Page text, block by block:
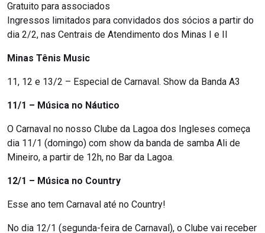
Gratuito para associados
Ingressos limitados para convidados dos sócios a partir do
dia 2/2, nas Centrais de Atendimento dos Minas I e II
Minas Tênis Music
11, 12 e 13/2 – Especial de Carnaval. Show da Banda A3
11/1 – Música no Náutico
O Carnaval no nosso Clube da Lagoa dos Ingleses começa
dia 11/1 (domingo) com show da banda de samba Ali de
Mineiro, a partir de 12h, no Bar da Lagoa.
12/1 – Música no Country
Esse ano tem Carnaval até no Country!
No dia 12/1 (segunda-feira de Carnaval), o Clube vai receber